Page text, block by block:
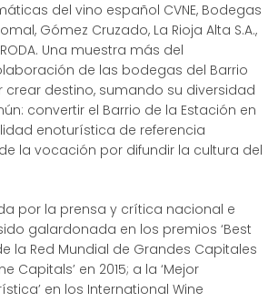
del vino español CVNE, Bodegas
Gómez Cruzado, La Rioja Alta S.A.,
Una muestra más del
de las bodegas del Barrio
crear destino, sumando su diversidad
convertir el Barrio de la Estación en
enoturística de referencia
la vocación por difundir la cultura del
por la prensa y crítica nacional e
galardonada en los premios ‘Best
la Red Mundial de Grandes Capitales
Capitals’ en 2015; a la ‘Mejor
en los International Wine